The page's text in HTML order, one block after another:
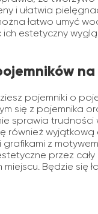
i ułatwia
łatwo umyć
estetyczny
pojemniki o
się z pojemnika
sprawia
również
z
przez
Będzie się